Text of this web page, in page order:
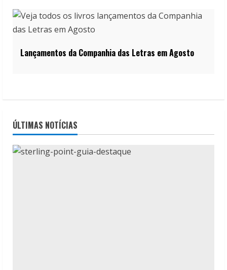
Lançamentos da Companhia das Letras em Agosto
ÚLTIMAS NOTÍCIAS